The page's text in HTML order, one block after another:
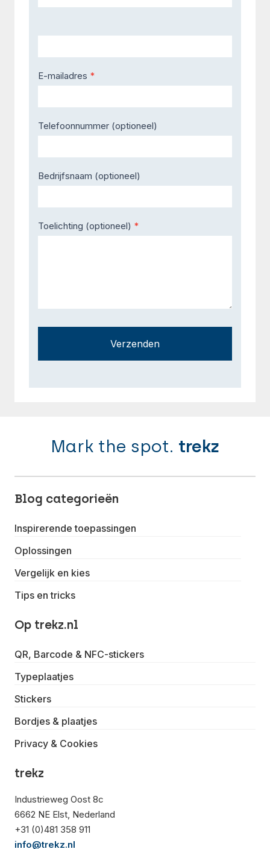
E-mailadres *
Telefoonnummer (optioneel)
Bedrijfsnaam (optioneel)
Toelichting (optioneel) *
Verzenden
Mark the spot. trekz
Blog categorieën
Inspirerende toepassingen
Oplossingen
Vergelijk en kies
Tips en tricks
Op trekz.nl
QR, Barcode & NFC-stickers
Typeplaatjes
Stickers
Bordjes & plaatjes
Privacy & Cookies
trekz
Industrieweg Oost 8c
6662 NE Elst, Nederland
+31 (0)481 358 911
info@trekz.nl